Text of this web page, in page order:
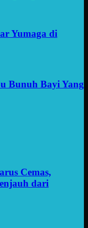
Yumaga di
Bunuh Bayi Yang
Cemas,
dari